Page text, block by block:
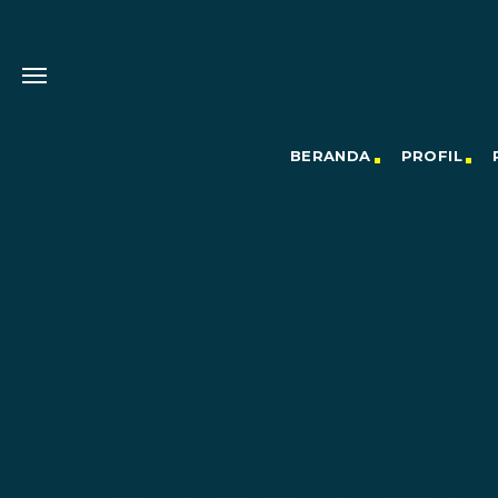
BERANDA PROFIL